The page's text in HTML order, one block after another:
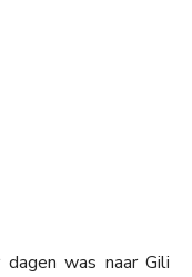
was naar Gili